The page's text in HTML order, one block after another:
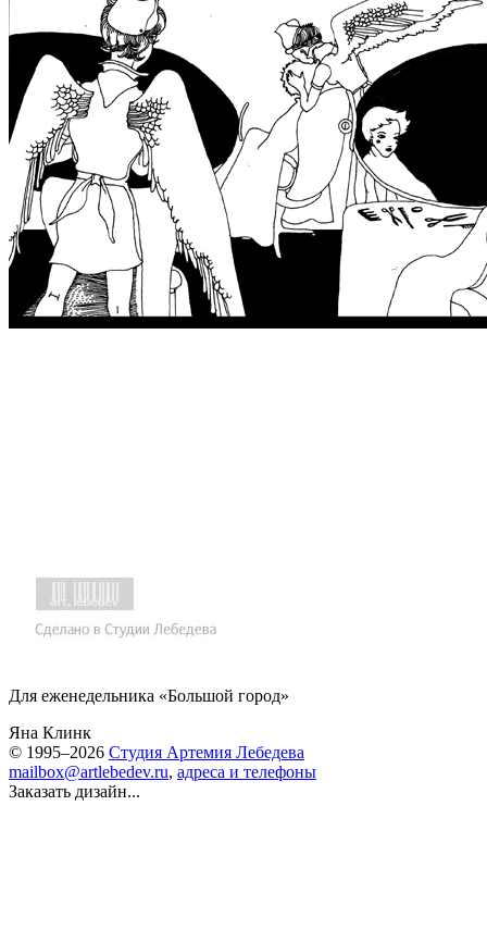
Для еженедельника «Большой город»
Яна Клинк
© 1995–2026 Студия Артемия Лебедева
mailbox@artlebedev.ru, адреса и телефоны
Заказать дизайн...